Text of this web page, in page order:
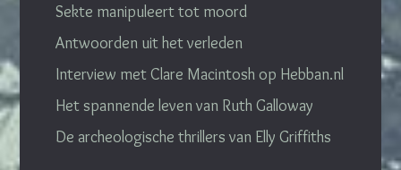
Sekte manipuleert tot moord
Antwoorden uit het verleden
Interview met Clare Macintosh op Hebban.nl
Het spannende leven van Ruth Galloway
De archeologische thrillers van Elly Griffiths